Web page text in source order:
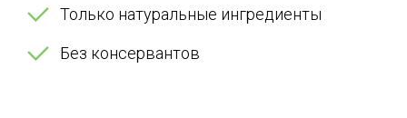
Только натуральные ингредиенты
Без консервантов